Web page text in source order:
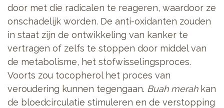
door met die radicalen te reageren, waardoor ze
onschadelijk worden. De anti-oxidanten zouden
in staat zijn de ontwikkeling van kanker te
vertragen of zelfs te stoppen door middel van
de metabolisme, het stofwisselingsproces.
Voorts zou tocopherol het proces van
veroudering kunnen tegengaan. Buah merahkan
de bloedcirculatie stimuleren en de verstopping